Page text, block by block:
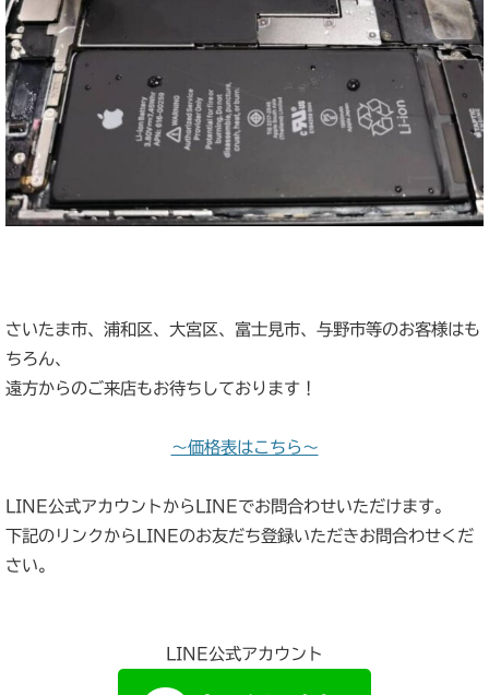
さいたま市、浦和区、大宮区、富士見市、与野市等のお客様はも
ちろん、
遠方からのご来店もお待ちしております！
～価格表はこちら～
LINE公式アカウントからLINEでお問合わせいただけます。
下記のリンクからLINEのお友だち登録いただきお問合わせくだ
さい。
LINE公式アカウント